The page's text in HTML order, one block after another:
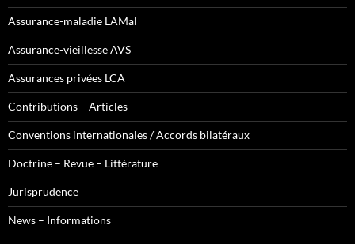
Assurance-maladie LAMal
Assurance-vieillesse AVS
Assurances privées LCA
Contributions – Articles
Conventions internationales / Accords bilatéraux
Doctrine – Revue – Littérature
Jurisprudence
News – Informations